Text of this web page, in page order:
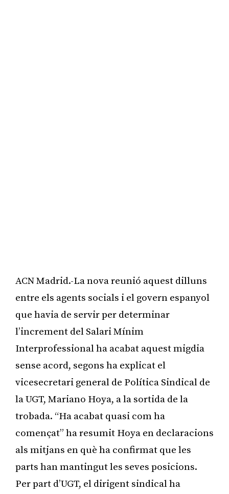
ACN Madrid.-La nova reunió aquest dilluns
entre els agents socials i el govern espanyol
que havia de servir per determinar
l’increment del Salari Mínim
Interprofessional ha acabat aquest migdia
sense acord, segons ha explicat el
vicesecretari general de Política Sindical de
la UGT, Mariano Hoya, a la sortida de la
trobada. “Ha acabat quasi com ha
començat” ha resumit Hoya en declaracions
als mitjans en què ha confirmat que les
parts han mantingut les seves posicions.
Per part d’UGT, el dirigent sindical ha